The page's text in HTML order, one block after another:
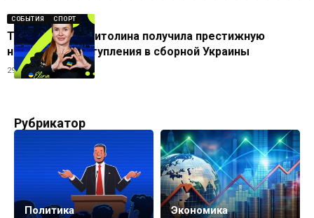
СОБЫТИЯ СПОРТ
Теннисистка Свитолина получила престижную
награду за выступления в сборной Украины
29.10.2025
Рубрикатор
Политика Экономика